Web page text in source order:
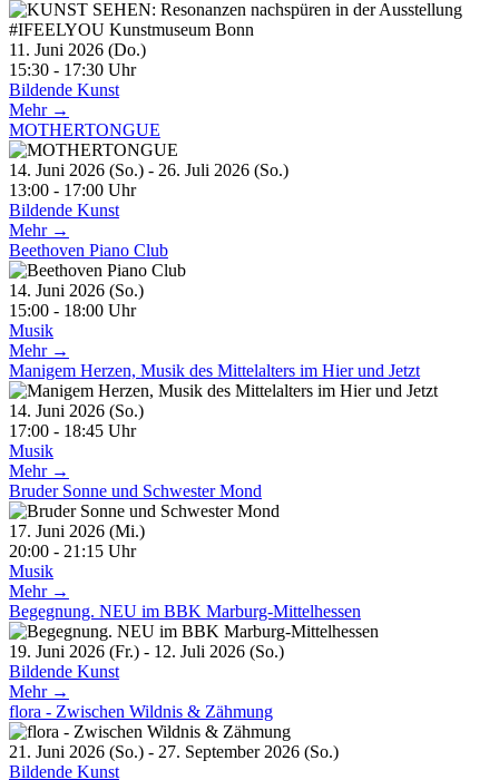
11. Juni 2026 (Do.)
15:30 - 17:30 Uhr
Bildende Kunst
Mehr →
MOTHERTONGUE
14. Juni 2026 (So.) - 26. Juli 2026 (So.)
13:00 - 17:00 Uhr
Bildende Kunst
Mehr →
Beethoven Piano Club
14. Juni 2026 (So.)
15:00 - 18:00 Uhr
Musik
Mehr →
Manigem Herzen, Musik des Mittelalters im Hier und Jetzt
14. Juni 2026 (So.)
17:00 - 18:45 Uhr
Musik
Mehr →
Bruder Sonne und Schwester Mond
17. Juni 2026 (Mi.)
20:00 - 21:15 Uhr
Musik
Mehr →
Begegnung. NEU im BBK Marburg-Mittelhessen
19. Juni 2026 (Fr.) - 12. Juli 2026 (So.)
Bildende Kunst
Mehr →
flora - Zwischen Wildnis & Zähmung
21. Juni 2026 (So.) - 27. September 2026 (So.)
Bildende Kunst